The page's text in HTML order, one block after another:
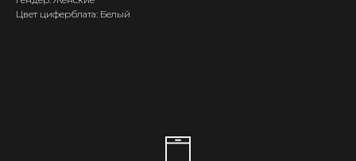
Цвет циферблата: Белый